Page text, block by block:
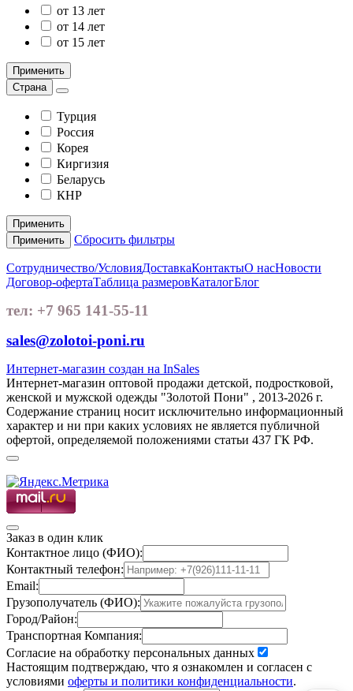
от 13 лет
от 14 лет
от 15 лет
Применить
Страна
Турция
Россия
Корея
Киргизия
Беларусь
КНР
Применить
Применить
Сбросить фильтры
Сотрудничество/УсловияДоставкаКонтактыО насНовости
Договор-офертаТаблица размеровКаталогБлог
тел: +7 965 141-55-11
sales@zolotoi-poni.ru
Интернет-магазин создан на InSales
Интернет-магазин оптовой продажи детской, подростковой,
женской и мужской одежды "Золотой Пони" , 2013-2026 г.
Содержание страниц носит исключительно информационный
характер и ни при каких условиях не является публичной
офертой, определяемой положениями статьи 437 ГК РФ.
Заказ в один клик
Контактное лицо (ФИО):
Контактный телефон:
Email:
Грузополучатель (ФИО):
Город/Район:
Транспортная Компания:
Согласие на обработку персональных данных
Настоящим подтверждаю, что я ознакомлен и согласен с
условиями оферты и политики конфиденциальности.